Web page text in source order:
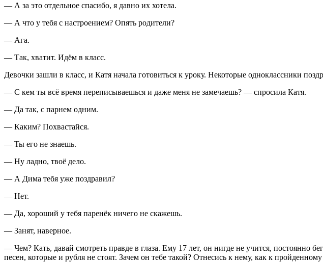
— А за это отдельное спасибо, я давно их хотела.
— А что у тебя с настроением? Опять родители?
— Ага.
— Так, хватит. Идём в класс.
Девочки зашли в класс, и Катя начала готовиться к уроку. Некоторые одноклассники
— С кем ты всё время переписываешься и даже меня не замечаешь? — спросила Катя.
— Да так, с парнем одним.
— Каким? Похвастайся.
— Ты его не знаешь.
— Ну ладно, твоё дело.
— А Дима тебя уже поздравил?
— Нет.
— Да, хороший у тебя паренёк ничего не скажешь.
— Занят, наверное.
— Чем? Кать, давай смотреть правде в глаза. Ему 17 лет, он нигде не учится, постоянно
песен, которые и рубля не стоят. Зачем он тебе такой? Отнесись к нему, как к пройденному